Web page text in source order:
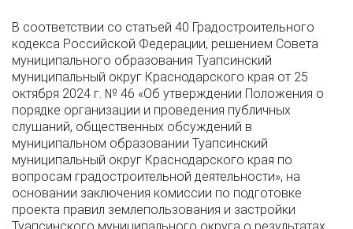
В соответствии со статьей 40 Градостроительного
кодекса Российской Федерации, решением Совета
муниципального образования Туапсинский
муниципальный округ Краснодарского края от 25
октября 2024 г. № 46 «Об утверждении Положения о
порядке организации и проведения публичных
слушаний, общественных обсуждений в
муниципальном образовании Туапсинский
муниципальный округ Краснодарского края по
вопросам градостроительной деятельности», на
основании заключения комиссии по подготовке
проекта правил землепользования и застройки